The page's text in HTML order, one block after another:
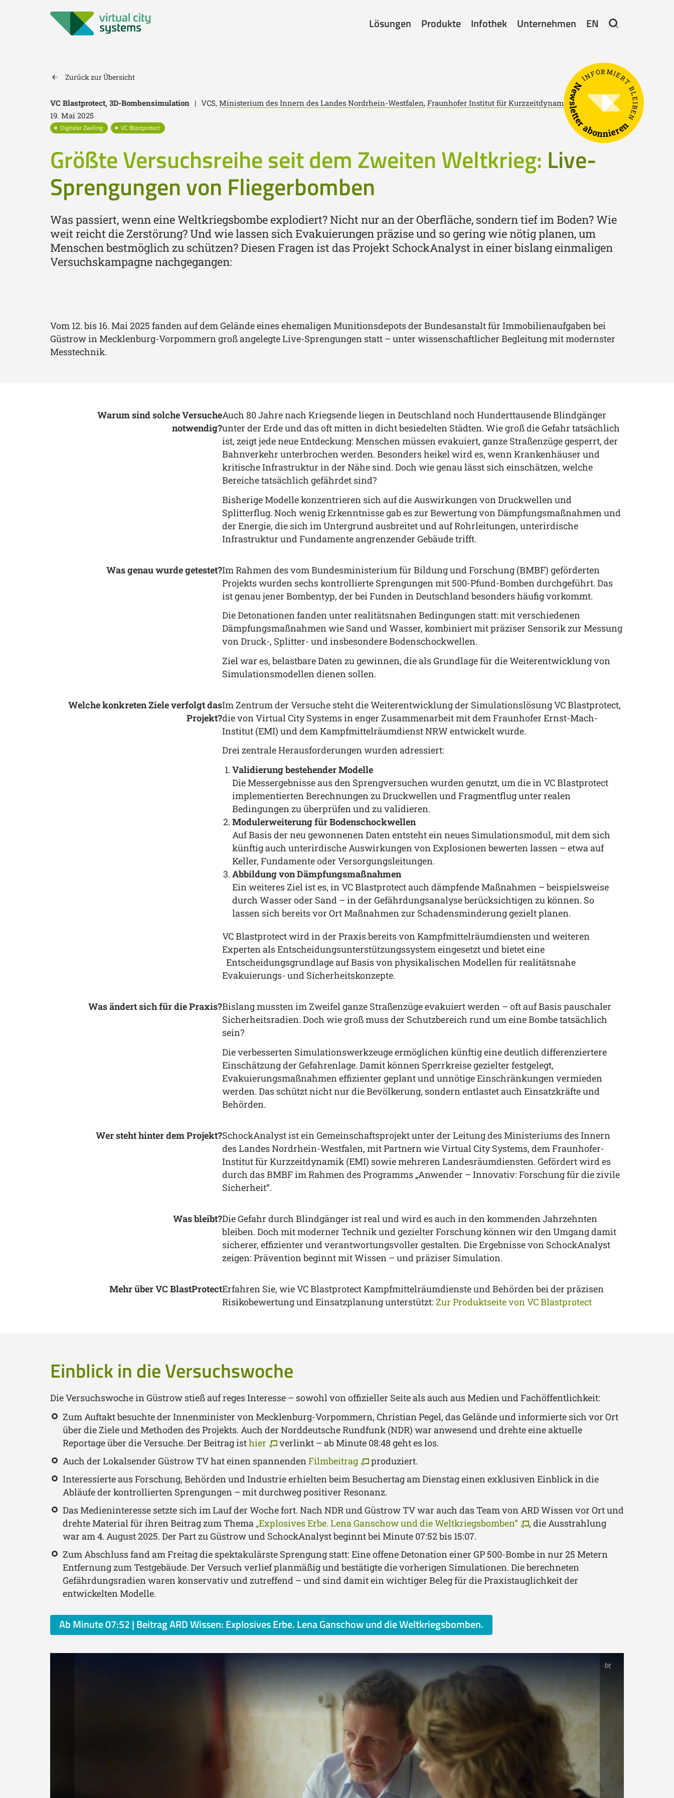
Lösungen Produkte Infothek Unternehmen EN
Zurück zur Übersicht
VC Blastprotect, 3D-Bombensimulation | VCS, Ministerium des Innern des Landes Nordrhein-Westfalen, Fraunhofer Institut für Kurzzeitdynamik (EMI)
19. Mai 2025
Digitaler Zwilling VC Blastprotect
Größte Versuchsreihe seit dem Zweiten Weltkrieg: Live-
Sprengungen von Fliegerbomben
Was passiert, wenn eine Weltkriegsbombe explodiert? Nicht nur an der Oberfläche, sondern tief im Boden? Wie
weit reicht die Zerstörung? Und wie lassen sich Evakuierungen präzise und so gering wie nötig planen, um
Menschen bestmöglich zu schützen? Diesen Fragen ist das Projekt SchockAnalyst in einer bislang einmaligen
Versuchskampagne nachgegangen:
Vom 12. bis 16. Mai 2025 fanden auf dem Gelände eines ehemaligen Munitionsdepots der Bundesanstalt für Immobilienaufgaben bei
Güstrow in Mecklenburg-Vorpommern groß angelegte Live-Sprengungen statt – unter wissenschaftlicher Begleitung mit modernster
Messtechnik.
Warum sind solche Versuche
notwendig?
Auch 80 Jahre nach Kriegsende liegen in Deutschland noch Hunderttausende Blindgänger
unter der Erde und das oft mitten in dicht besiedelten Städten. Wie groß die Gefahr tatsächlich
ist, zeigt jede neue Entdeckung: Menschen müssen evakuiert, ganze Straßenzüge gesperrt, der
Bahnverkehr unterbrochen werden. Besonders heikel wird es, wenn Krankenhäuser und
kritische Infrastruktur in der Nähe sind. Doch wie genau lässt sich einschätzen, welche
Bereiche tatsächlich gefährdet sind?
Bisherige Modelle konzentrieren sich auf die Auswirkungen von Druckwellen und
Splitterflug. Noch wenig Erkenntnisse gab es zur Bewertung von Dämpfungsmaßnahmen und
der Energie, die sich im Untergrund ausbreitet und auf Rohrleitungen, unterirdische
Infrastruktur und Fundamente angrenzender Gebäude trifft.
Was genau wurde getestet?Im Rahmen des vom Bundesministerium für Bildung und Forschung (BMBF) geförderten
Projekts wurden sechs kontrollierte Sprengungen mit 500-Pfund-Bomben durchgeführt. Das
ist genau jener Bombentyp, der bei Funden in Deutschland besonders häufig vorkommt.
Die Detonationen fanden unter realitätsnahen Bedingungen statt: mit verschiedenen
Dämpfungsmaßnahmen wie Sand und Wasser, kombiniert mit präziser Sensorik zur Messung
von Druck-, Splitter- und insbesondere Bodenschockwellen.
Ziel war es, belastbare Daten zu gewinnen, die als Grundlage für die Weiterentwicklung von
Simulationsmodellen dienen sollen.
Welche konkreten Ziele verfolgt das
Projekt?
Im Zentrum der Versuche steht die Weiterentwicklung der Simulationslösung VC Blastprotect,
die von Virtual City Systems in enger Zusammenarbeit mit dem Fraunhofer Ernst-Mach-
Institut (EMI) und dem Kampfmittelräumdienst NRW entwickelt wurde.
Drei zentrale Herausforderungen wurden adressiert:
Validierung bestehender Modelle
Die Messergebnisse aus den Sprengversuchen wurden genutzt, um die in VC Blastprotect
implementierten Berechnungen zu Druckwellen und Fragmentflug unter realen
Bedingungen zu überprüfen und zu validieren.
Modulerweiterung für Bodenschockwellen
Auf Basis der neu gewonnenen Daten entsteht ein neues Simulationsmodul, mit dem sich
künftig auch unterirdische Auswirkungen von Explosionen bewerten lassen – etwa auf
Keller, Fundamente oder Versorgungsleitungen.
Abbildung von Dämpfungsmaßnahmen
Ein weiteres Ziel ist es, in VC Blastprotect auch dämpfende Maßnahmen – beispielsweise
durch Wasser oder Sand – in der Gefährdungsanalyse berücksichtigen zu können. So
lassen sich bereits vor Ort Maßnahmen zur Schadensminderung gezielt planen.
VC Blastprotect wird in der Praxis bereits von Kampfmittelräumdiensten und weiteren
Experten als Entscheidungsunterstützungssystem eingesetzt und bietet eine
Entscheidungsgrundlage auf Basis von physikalischen Modellen für realitätsnahe
Evakuierungs- und Sicherheitskonzepte.
Was ändert sich für die Praxis?Bislang mussten im Zweifel ganze Straßenzüge evakuiert werden – oft auf Basis pauschaler
Sicherheitsradien. Doch wie groß muss der Schutzbereich rund um eine Bombe tatsächlich
sein?
Die verbesserten Simulationswerkzeuge ermöglichen künftig eine deutlich differenziertere
Einschätzung der Gefahrenlage. Damit können Sperrkreise gezielter festgelegt,
Evakuierungsmaßnahmen effizienter geplant und unnötige Einschränkungen vermieden
werden. Das schützt nicht nur die Bevölkerung, sondern entlastet auch Einsatzkräfte und
Behörden.
Wer steht hinter dem Projekt?SchockAnalyst ist ein Gemeinschaftsprojekt unter der Leitung des Ministeriums des Innern
des Landes Nordrhein-Westfalen, mit Partnern wie Virtual City Systems, dem Fraunhofer-
Institut für Kurzzeitdynamik (EMI) sowie mehreren Landesräumdiensten. Gefördert wird es
durch das BMBF im Rahmen des Programms „Anwender – Innovativ: Forschung für die zivile
Sicherheit“.
Was bleibt?Die Gefahr durch Blindgänger ist real und wird es auch in den kommenden Jahrzehnten
bleiben. Doch mit moderner Technik und gezielter Forschung können wir den Umgang damit
sicherer, effizienter und verantwortungsvoller gestalten. Die Ergebnisse von SchockAnalyst
zeigen: Prävention beginnt mit Wissen – und präziser Simulation.
Mehr über VC BlastProtectErfahren Sie, wie VC Blastprotect Kampfmittelräumdienste und Behörden bei der präzisen
Risikobewertung und Einsatzplanung unterstützt: Zur Produktseite von VC Blastprotect
Einblick in die Versuchswoche
Die Versuchswoche in Güstrow stieß auf reges Interesse – sowohl von offizieller Seite als auch aus Medien und Fachöffentlichkeit:
Zum Auftakt besuchte der Innenminister von Mecklenburg-Vorpommern, Christian Pegel, das Gelände und informierte sich vor Ort
über die Ziele und Methoden des Projekts. Auch der Norddeutsche Rundfunk (NDR) war anwesend und drehte eine aktuelle
Reportage über die Versuche. Der Beitrag isthier
verlinkt – ab Minute 08:48 geht es los.
Auch der Lokalsender Güstrow TV hat einen spannendenFilmbeitrag
produziert.
Interessierte aus Forschung, Behörden und Industrie erhielten beim Besuchertag am Dienstag einen exklusiven Einblick in die
Abläufe der kontrollierten Sprengungen – mit durchweg positiver Resonanz.
Das Medieninteresse setzte sich im Lauf der Woche fort. Nach NDR und Güstrow TV war auch das Team von ARD Wissen vor Ort und
drehte Material für ihren Beitrag zum Thema „Explosives Erbe. Lena Ganschow und die Weltkriegsbomben“
, die Ausstrahlung
war am 4. August 2025. Der Part zu Güstrow und SchockAnalyst beginnt bei Minute 07:52 bis 15:07.
Zum Abschluss fand am Freitag die spektakulärste Sprengung statt: Eine offene Detonation einer GP 500-Bombe in nur 25 Metern
Entfernung zum Testgebäude. Der Versuch verlief planmäßig und bestätigte die vorherigen Simulationen. Die berechneten
Gefährdungsradien waren konservativ und zutreffend – und sind damit ein wichtiger Beleg für die Praxistauglichkeit der
entwickelten Modelle.
Ab Minute 07:52 | Beitrag ARD Wissen: Explosives Erbe. Lena Ganschow und die Weltkriegsbomben.
INFORMIERT BLEIBEN
Newsletter abonnieren